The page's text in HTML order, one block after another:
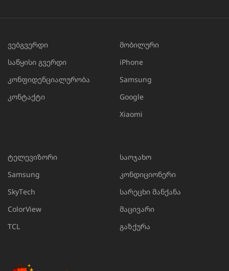
ვებგვერდი
საწყისი გვერდი
კონფიდენციალურობა
კონტაქტი
მობილური
iPhone
Samsung
Google
Xiaomi
ტელევიზორი
Samsung
SkyTech
ColorView
TCL
საოჯახო
კონდიციონერი
სარეცხი მანქანა
მაცივარი
გაზქურა